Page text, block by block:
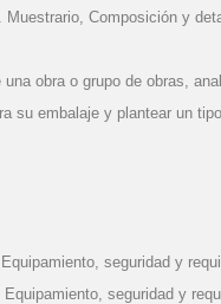
Muestrario, Composición y
obra o grupo de obras,
su embalaje y plantear un
seguridad y
seguridad y